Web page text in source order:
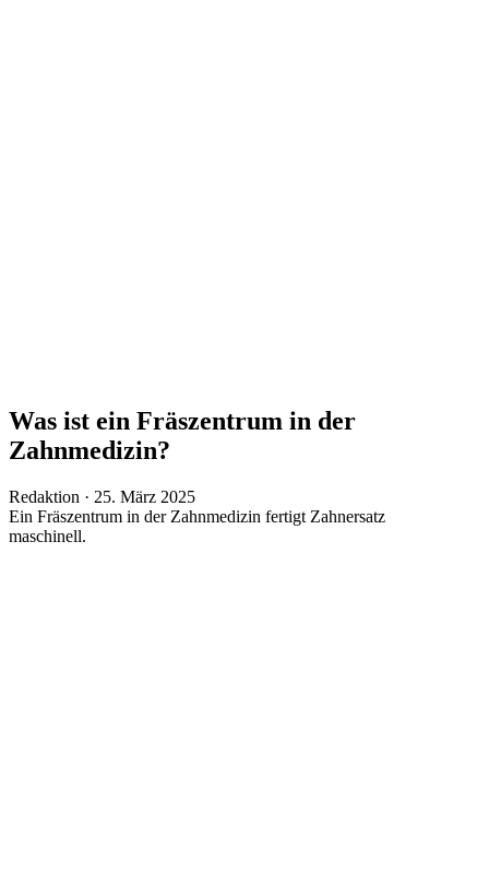
Was ist ein Fräszentrum in der
Zahnmedizin?
Redaktion · Veröffentlicht
am
25. März 2025
Ein Fräszentrum in der Zahnmedizin fertigt Zahnersatz
maschinell.